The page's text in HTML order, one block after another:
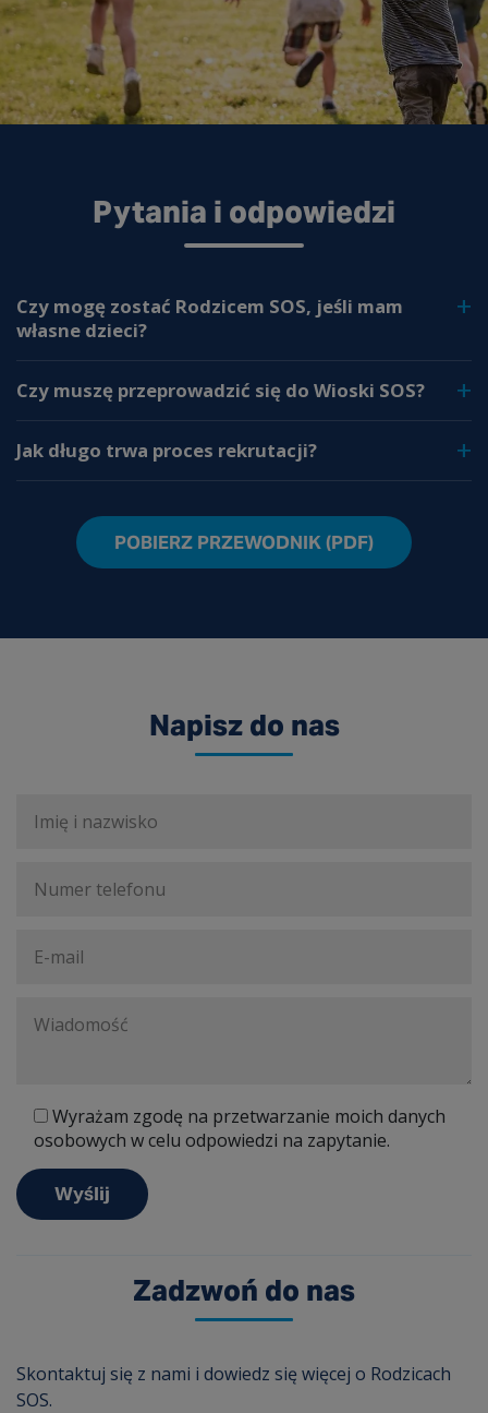
Pytania i odpowiedzi
Czy mogę zostać Rodzicem SOS, jeśli mam
własne dzieci?
Czy muszę przeprowadzić się do Wioski SOS?
Jak długo trwa proces rekrutacji?
POBIERZ PRZEWODNIK (PDF)
Napisz do nas
Wyrażam zgodę na przetwarzanie moich danych
osobowych w celu odpowiedzi na zapytanie.
Zadzwoń do nas
Skontaktuj się z nami i dowiedz się więcej o Rodzicach
SOS.